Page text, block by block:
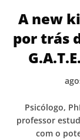
A new
por trás
Psicólogo,
professor
com o